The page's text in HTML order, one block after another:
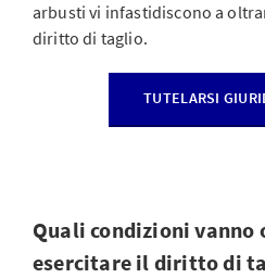
arbusti vi infastidiscono a
diritto di taglio.
TUTELARSI
Quali condizioni vanno
esercitare il diritto di